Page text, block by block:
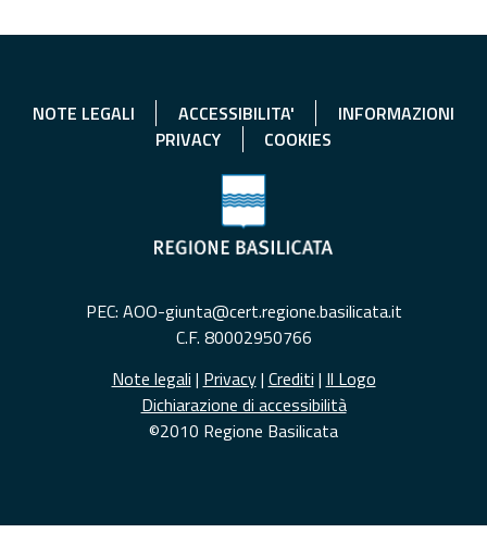
NOTE LEGALI ACCESSIBILITA'
INFORMAZIONI
PRIVACY
COOKIES
PEC: AOO-giunta@cert.regione.basilicata.it
C.F. 80002950766
Note legali | Privacy| Crediti | Il Logo
Dichiarazione di accessibilità
©2010 Regione Basilicata